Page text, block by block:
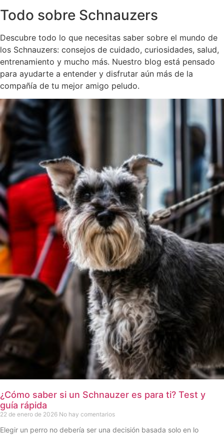
Todo sobre Schnauzers
Descubre todo lo que necesitas saber sobre el mundo de
los Schnauzers: consejos de cuidado, curiosidades, salud,
entrenamiento y mucho más. Nuestro blog está pensado
para ayudarte a entender y disfrutar aún más de la
compañía de tu mejor amigo peludo.
¿Cómo saber si un Schnauzer es para ti? Test y
guía rápida
22 de enero de 2026 No hay comentarios
Elegir un perro no debería ser una decisión basada solo en lo